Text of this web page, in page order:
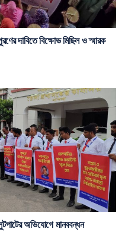
দাবিতে বিক্ষোভ মিছিল ও স্মারক
অভিযোগে মানববন্ধন